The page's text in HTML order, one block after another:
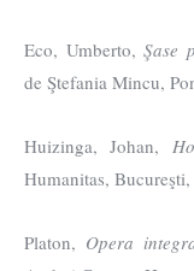
Eco, Umberto,Şase
de Ştefania Mincu,
Huizinga, Johan,
Humanitas,
Platon, Opera